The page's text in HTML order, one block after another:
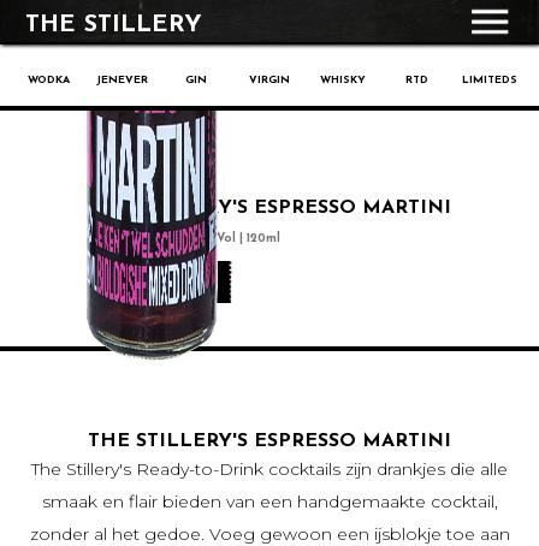
THE STILLERY
WODKA JENEVER GIN VIRGIN WHISKY RTD LIMITEDS
THE STILLERY'S ESPRESSO MARTINI
Ready To Drink - 12% Vol | 120ml
winkel
THE STILLERY'S ESPRESSO MARTINI
The Stillery's Ready-to-Drink cocktails zijn drankjes die alle
smaak en flair bieden van een handgemaakte cocktail,
zonder al het gedoe. Voeg gewoon een ijsblokje toe aan